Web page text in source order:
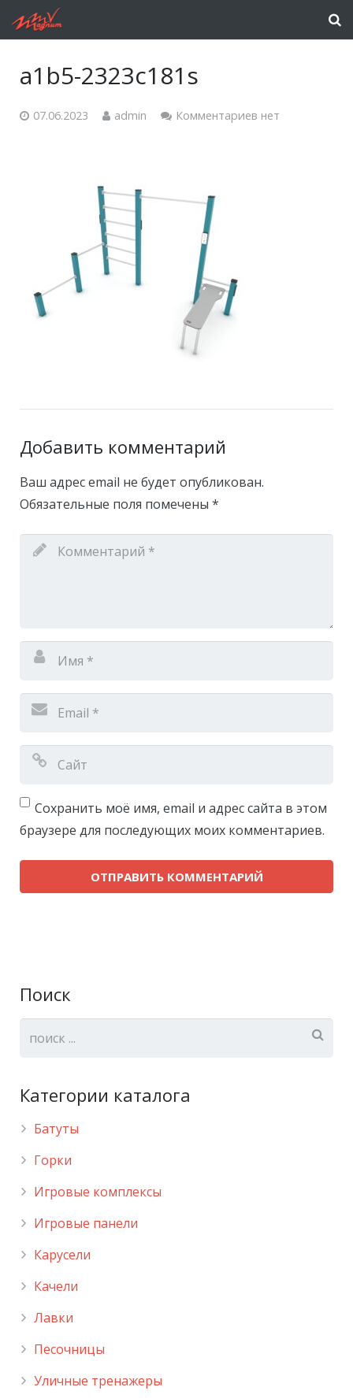
a1b5-2323c181s
07.06.2023 admin Комментариев нет
Добавить комментарий
Ваш адрес email не будет опубликован.
Обязательные поля помечены *
Сохранить моё имя, email и адрес сайта в этом
браузере для последующих моих комментариев.
Поиск
Категории каталога
Батуты
Горки
Игровые комплексы
Игровые панели
Карусели
Качели
Лавки
Песочницы
Уличные тренажеры